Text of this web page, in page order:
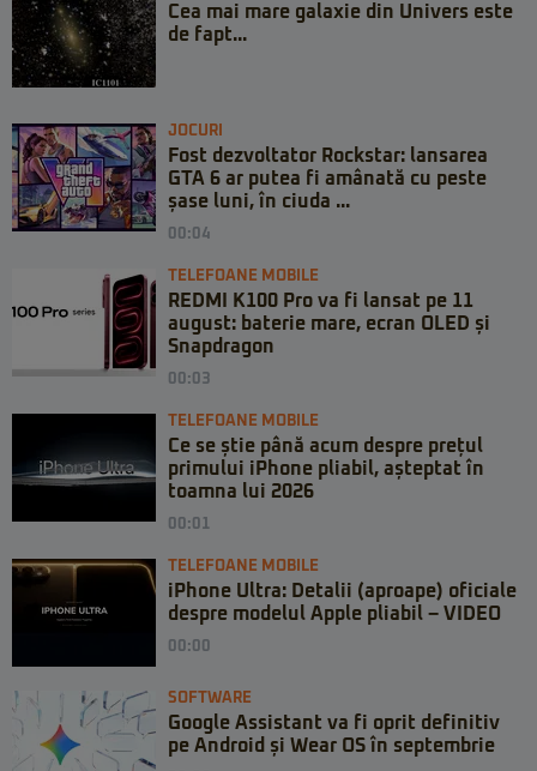
Cea mai mare galaxie din Univers este
de fapt...
JOCURI
Fost dezvoltator Rockstar: lansarea
GTA 6 ar putea fi amânată cu peste
șase luni, în ciuda ...
00:04
TELEFOANE MOBILE
REDMI K100 Pro va fi lansat pe 11
august: baterie mare, ecran OLED și
Snapdragon
00:03
TELEFOANE MOBILE
Ce se știe până acum despre prețul
primului iPhone pliabil, așteptat în
toamna lui 2026
00:01
TELEFOANE MOBILE
iPhone Ultra: Detalii (aproape) oficiale
despre modelul Apple pliabil – VIDEO
00:00
SOFTWARE
Google Assistant va fi oprit definitiv
pe Android și Wear OS în septembrie